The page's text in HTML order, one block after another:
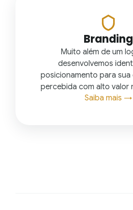
Branding
Muito além de um
desenvolvemos
posicionamento para sua
percebida com alto valor
Saiba mais →